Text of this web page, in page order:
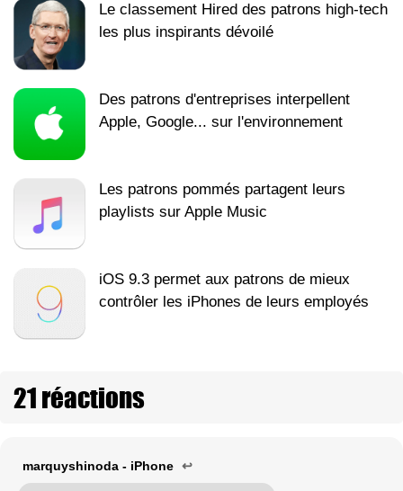
Le classement Hired des patrons high-tech
les plus inspirants dévoilé
Des patrons d'entreprises interpellent
Apple, Google... sur l'environnement
Les patrons pommés partagent leurs
playlists sur Apple Music
iOS 9.3 permet aux patrons de mieux
contrôler les iPhones de leurs employés
21 réactions
marquyshinoda - iPhone ↩